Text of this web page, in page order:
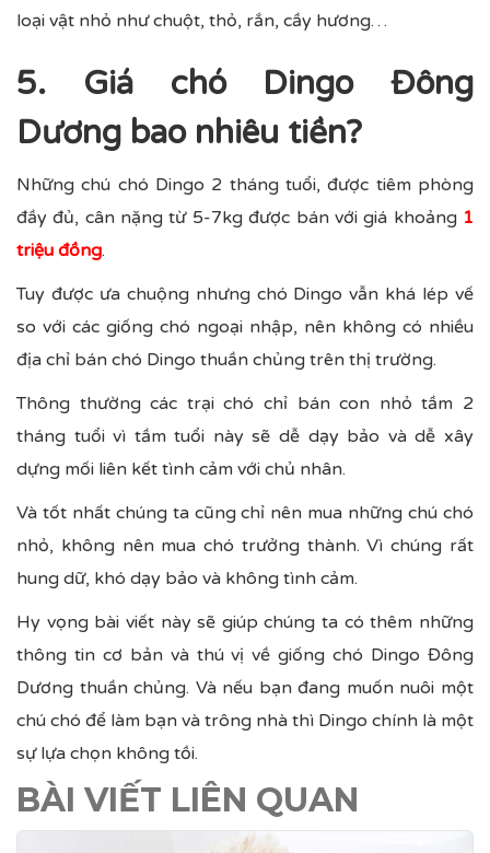
loại vật nhỏ như chuột, thỏ, rắn, cầy hương…
5. Giá chó Dingo Đông
Dương bao nhiêu tiền?
Những chú chó Dingo 2 tháng tuổi, được tiêm phòng
đầy đủ, cân nặng từ 5-7kg được bán với giá khoảng 1
triệu đồng.
Tuy được ưa chuộng nhưng chó Dingo vẫn khá lép vế
so với các giống chó ngoại nhập, nên không có nhiều
địa chỉ bán chó Dingo thuần chủng trên thị trường.
Thông thường các trại chó chỉ bán con nhỏ tầm 2
tháng tuổi vì tầm tuổi này sẽ dễ dạy bảo và dễ xây
dựng mối liên kết tình cảm với chủ nhân.
Và tốt nhất chúng ta cũng chỉ nên mua những chú chó
nhỏ, không nên mua chó trưởng thành. Vì chúng rất
hung dữ, khó dạy bảo và không tình cảm.
Hy vọng bài viết này sẽ giúp chúng ta có thêm những
thông tin cơ bản và thú vị về giống chó Dingo Đông
Dương thuần chủng. Và nếu bạn đang muốn nuôi một
chú chó để làm bạn và trông nhà thì Dingo chính là một
sự lựa chọn không tồi.
BÀI VIẾT LIÊN QUAN